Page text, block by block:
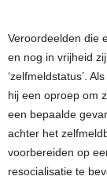
Veroordeelden die
en nog in vrijheid
‘zelfmeldstatus’.
hij een oproep om
een bepaalde
achter het
voorbereiden op
resocialisatie te